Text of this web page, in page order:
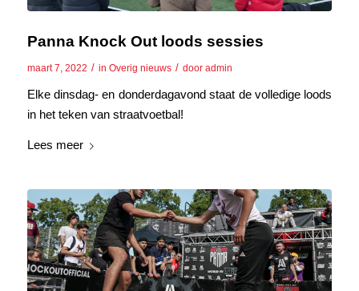
Panna Knock Out loods sessies
maart 7, 2022 / in Overig nieuws / door admin
Elke dinsdag- en donderdagavond staat de volledige loods
in het teken van straatvoetbal!
Lees meer